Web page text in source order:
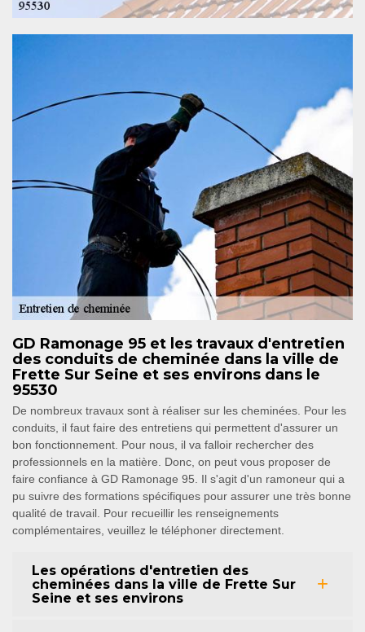
GD Ramonage 95 et les travaux d'entretien
des conduits de cheminée dans la ville de
Frette Sur Seine et ses environs dans le
95530
De nombreux travaux sont à réaliser sur les cheminées. Pour les
conduits, il faut faire des entretiens qui permettent d'assurer un
bon fonctionnement. Pour nous, il va falloir rechercher des
professionnels en la matière. Donc, on peut vous proposer de
faire confiance à GD Ramonage 95. Il s'agit d'un ramoneur qui a
pu suivre des formations spécifiques pour assurer une très bonne
qualité de travail. Pour recueillir les renseignements
complémentaires, veuillez le téléphoner directement.
Les opérations d'entretien des
cheminées dans la ville de Frette Sur
Seine et ses environs